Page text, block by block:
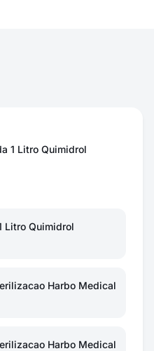
1 Litro Quimidrol
Litro Quimidrol
Harbo Medical
Harbo Medical